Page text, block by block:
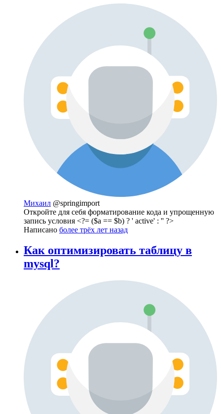
Михаил @springimport
Откройте для себя форматирование кода и упрощенную
запись условия <?= ($a == $b) ? ' active' : '' ?>
Написано более трёх лет назад
Как оптимизировать таблицу в
mysql?